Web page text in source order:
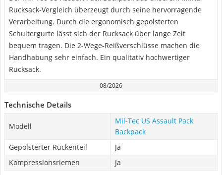
Rucksack-Vergleich überzeugt durch seine hervorragende
Verarbeitung. Durch die ergonomisch gepolsterten
Schultergurte lässt sich der Rucksack über lange Zeit
bequem tragen. Die 2-Wege-Reißverschlüsse machen die
Handhabung sehr einfach. Ein qualitativ hochwertiger
Rucksack.
08/2026
Technische Details
Modell
Mil-Tec US Assault Pack
Backpack
Gepolsterter Rückenteil
Ja
Kompressionsriemen
Ja